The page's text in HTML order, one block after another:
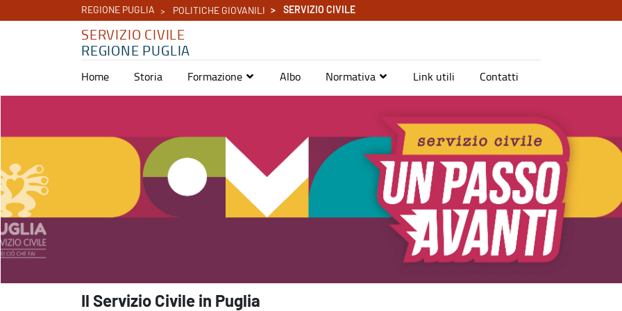
REGIONE PUGLIA POLITICHE GIOVANILI SERVIZIO CIVILE
SERVIZIO CIVILE
REGIONE PUGLIA
Home Storia Formazione Albo Normativa Link utili Contatti
Il Servizio Civile in Puglia